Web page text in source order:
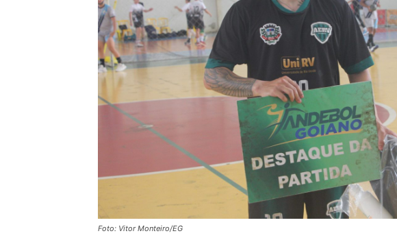
Foto: Vitor Monteiro/EG